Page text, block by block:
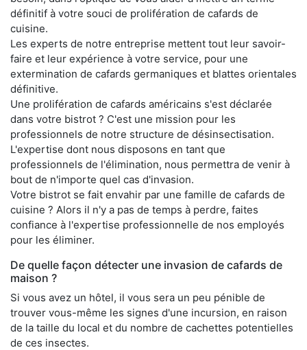
définitif à votre souci de prolifération de cafards de
cuisine.
Les experts de notre entreprise mettent tout leur savoir-
faire et leur expérience à votre service, pour une
extermination de cafards germaniques et blattes orientales
définitive.
Une prolifération de cafards américains s'est déclarée
dans votre bistrot ? C'est une mission pour les
professionnels de notre structure de désinsectisation.
L'expertise dont nous disposons en tant que
professionnels de l'élimination, nous permettra de venir à
bout de n'importe quel cas d'invasion.
Votre bistrot se fait envahir par une famille de cafards de
cuisine ? Alors il n'y a pas de temps à perdre, faites
confiance à l'expertise professionnelle de nos employés
pour les éliminer.
De quelle façon détecter une invasion de cafards de
maison ?
Si vous avez un hôtel, il vous sera un peu pénible de
trouver vous-même les signes d'une incursion, en raison
de la taille du local et du nombre de cachettes potentielles
de ces insectes.